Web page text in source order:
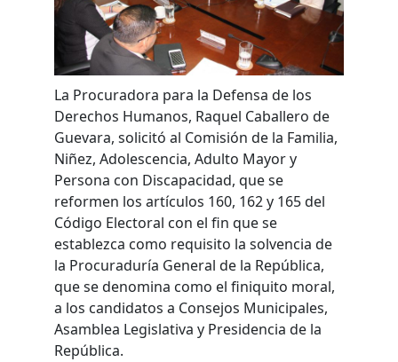
La Procuradora para la Defensa de los
Derechos Humanos, Raquel Caballero de
Guevara, solicitó al Comisión de la Familia,
Niñez, Adolescencia, Adulto Mayor y
Persona con Discapacidad, que se
reformen los artículos 160, 162 y 165 del
Código Electoral con el fin que se
establezca como requisito la solvencia de
la Procuraduría General de la República,
que se denomina como el finiquito moral,
a los candidatos a Consejos Municipales,
Asamblea Legislativa y Presidencia de la
República.